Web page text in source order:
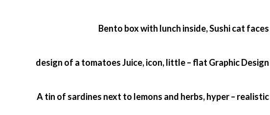
Bento box with lunch inside, Sushi cat faces
design of a tomatoes Juice, icon, little – flat Graphic Design
A tin of sardines next to lemons and herbs, hyper – realistic